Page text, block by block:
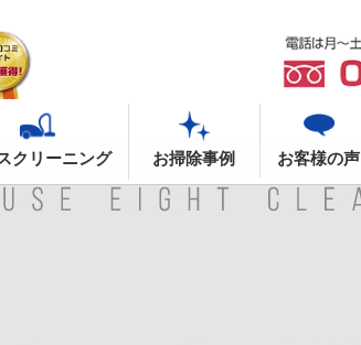
クリーニング お掃除事例 お客様の声